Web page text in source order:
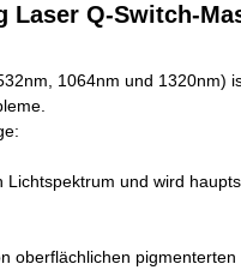
Laser Q-Switch-
1064nm und 1320nm)
und wird
oberflächlichen